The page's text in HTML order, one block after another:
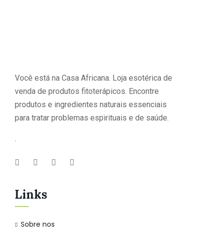
Você está na Casa Africana. Loja esotérica de
venda de produtos fitoterápicos. Encontre
produtos e ingredientes naturais essenciais
para tratar problemas espirituais e de saúde.
.
Links
Sobre nos